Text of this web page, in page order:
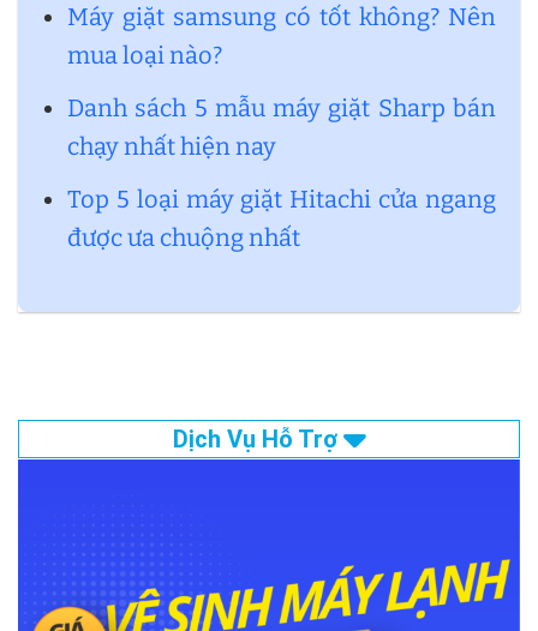
Máy giặt samsung có tốt không? Nên
mua loại nào?
Danh sách 5 mẫu máy giặt Sharp bán
chạy nhất hiện nay
Top 5 loại máy giặt Hitachi cửa ngang
được ưa chuộng nhất
Dịch Vụ Hỗ Trợ